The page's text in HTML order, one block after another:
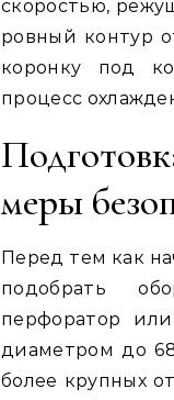
скоростью,
ровный контур
коронку под
процесс
меры
Перед тем как
подобрать
перфоратор
диаметром до
более крупных